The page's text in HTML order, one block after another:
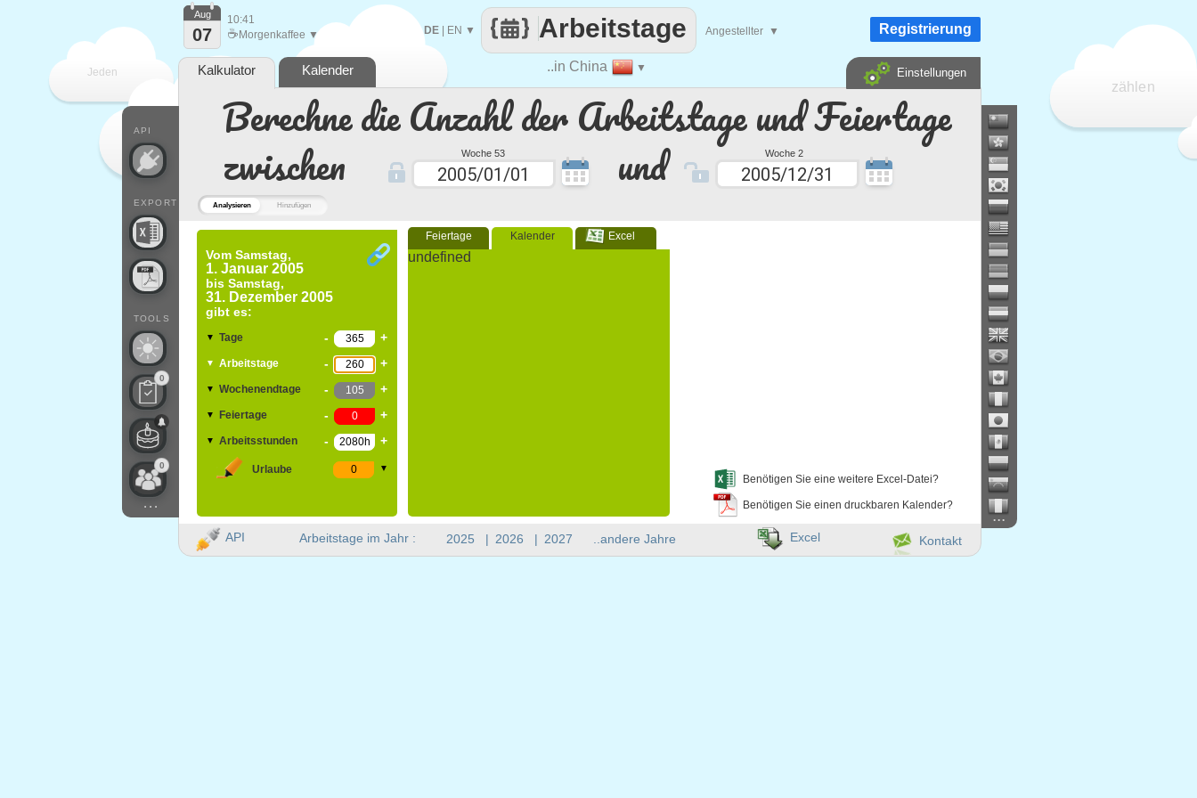
Analysieren Hinzufügen
Berechne die Anzahl der Arbeitstage und Feiertage
zwischen
Woche 53 und Woche 2
Vom Samstag,
1. Januar 2005
bis Samstag,
31. Dezember 2005
gibt es:
▼ Tage - +
▼ Arbeitstage - +
▼ Wochenendtage - +
▼ Feiertage - +
▼ Arbeitsstunden - +
Urlaube ▼
Feiertage Kalender Excel
undefined
Benötigen Sie eine weitere Excel-Datei?
Benötigen Sie einen druckbaren Kalender?
Jeden
zählen
..in China ▼
Arbeitstage
DE EN ▼ Angestellter ▼
API
EXPORT
TOOLS
0
0
...
Aug
07
10:41
☕ Morgenkaffee ▼ Registrierung
Kalkulator Kalender Einstellungen
Arbeitstage im Jahr : 2025 | 2026 | 2027 ..andere Jahre
...
API Kontakt
Excel